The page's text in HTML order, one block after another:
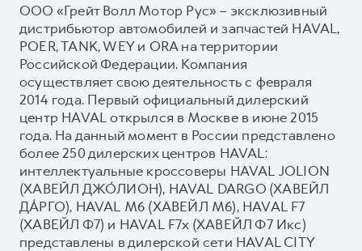
ООО «Грейт Волл Мотор Рус» – эксклюзивный
дистрибьютор автомобилей и запчастей HAVAL,
POER, TANK, WEY и ORA на территории
Российской Федерации. Компания
осуществляет свою деятельность с февраля
2014 года. Первый официальный дилерский
центр HAVAL открылся в Москве в июне 2015
года. На данный момент в России представлено
более 250 дилерских центров HAVAL:
интеллектуальные кроссоверы HAVAL JOLION
(ХАВЕЙЛ ДЖО́ЛИОН), HAVAL DARGO (ХАВЕЙЛ
ДА́РГО), HAVAL М6 (ХАВЕЙЛ M6), HAVAL F7
(ХАВЕЙЛ Ф7) и HAVAL F7x (ХАВЕЙЛ Ф7 Икс)
представлены в дилерской сети HAVAL CITY